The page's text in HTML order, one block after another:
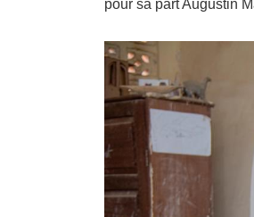
pour sa part Augustin